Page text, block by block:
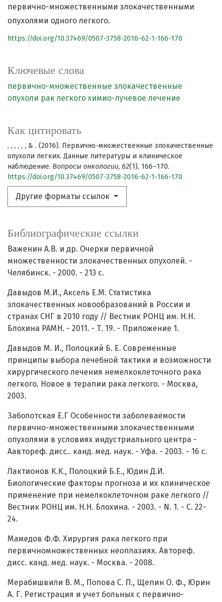
Ключевые слова
первично-множественные злокачественные
опухоли рак легкого химио-лучевое лечение
Как цитировать
, , , , , , & . (2016). Первично-множественные злокачественные
опухоли легких. Данные литературы и клиническое
наблюдение. Вопросы онкологии, 62(1), 166–170.
https://doi.org/10.37469/0507-3758-2016-62-1-166-170
Другие форматы ссылок
первично-множественными злокачественными
опухолями одного легкого.
https://doi.org/10.37469/0507-3758-2016-62-1-166-170
Библиографические ссылки
Важенин А.В. и др. Очерки первичной
множественности злокачественных опухолей. -
Челябинск. - 2000. - 213 с.
Давыдов М.И., Аксель Е.М. Статистика
злокачественных новообразований в России и
странах СНГ в 2010 году // Вестник РОНЦ им. Н.Н.
Блохина РАМН. - 2011. - Т. 19. - Приложение 1.
Давыдов М. И., Полоцкий Б. Е. Современные
принципы выбора лечебной тактики и возможности
хирургического лечения немелкоклеточного рака
легкого. Новое в терапии рака легкого. - Москва,
2003.
Заболотская Е.Г Особенности заболеваемости
первично-множественными злокачественными
опухолями в условиях индустриального центра -
Аавтореф. дисс.. канд. мед. наук. - Уфа. - 2003. - 16 с.
Лактионов К.К., Полоцкий Б.Е., Юдин Д.И.
Биологические факторы прогноза и их клиническое
применение при немелкоклеточном раке легкого //
Вестник РОНЦ им. Н.Н. Блохина. - 2003. - N. 1. - С. 22-
24.
Мамедов Ф.Ф. Хирургия рака легкого при
первичномножественных неоплазиях. Автореф.
дисс. канд. мед. наук. - Москва. - 2008.
Мерабишвили В. М., Попова С. П., Щепин О. Ф., Юрин
А. Г. Регистрация и учет больных с первично-